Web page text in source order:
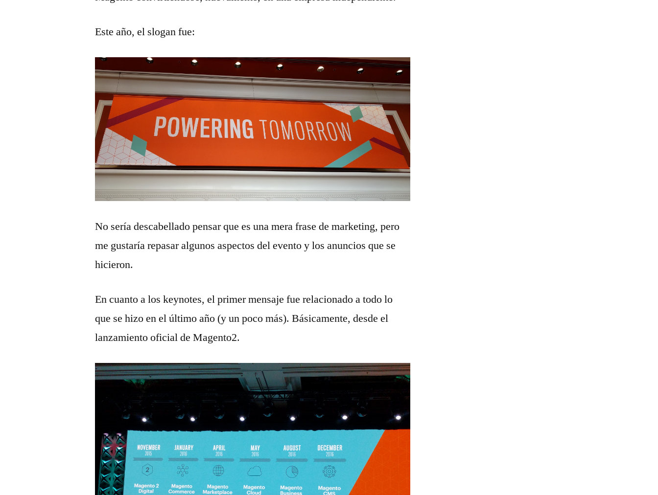
Este año, el slogan fue:
No sería descabellado pensar que es una mera frase de marketing, pero
me gustaría repasar algunos aspectos del evento y los anuncios que se
hicieron.
En cuanto a los keynotes, el primer mensaje fue relacionado a todo lo
que se hizo en el último año (y un poco más). Básicamente, desde el
lanzamiento oficial de Magento2.